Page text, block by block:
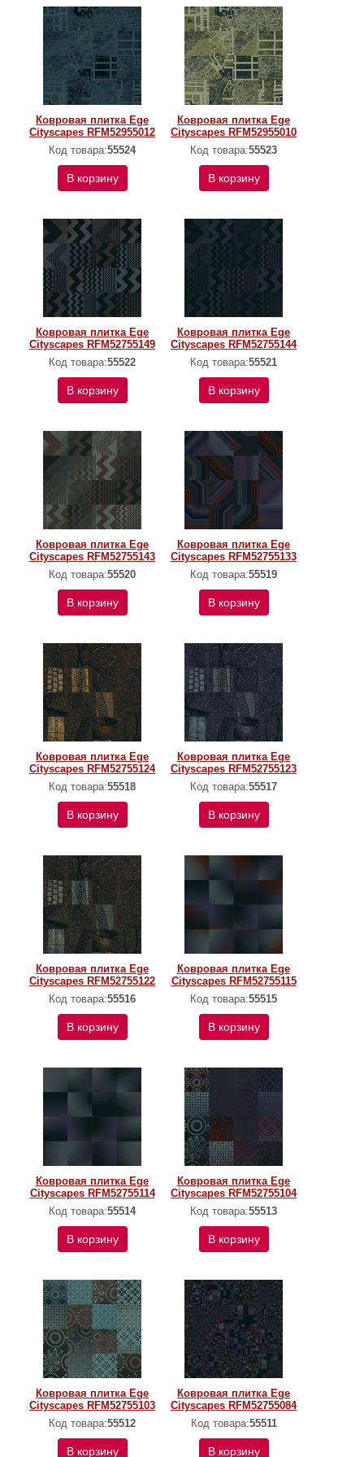
Ковровая плитка Ege
Cityscapes RFM52955012
Код товара:55524
В корзину
Ковровая плитка Ege
Cityscapes RFM52955010
Код товара:55523
В корзину
Ковровая плитка Ege
Cityscapes RFM52755149
Код товара:55522
В корзину
Ковровая плитка Ege
Cityscapes RFM52755144
Код товара:55521
В корзину
Ковровая плитка Ege
Cityscapes RFM52755143
Код товара:55520
В корзину
Ковровая плитка Ege
Cityscapes RFM52755133
Код товара:55519
В корзину
Ковровая плитка Ege
Cityscapes RFM52755124
Код товара:55518
В корзину
Ковровая плитка Ege
Cityscapes RFM52755123
Код товара:55517
В корзину
Ковровая плитка Ege
Cityscapes RFM52755122
Код товара:55516
В корзину
Ковровая плитка Ege
Cityscapes RFM52755115
Код товара:55515
В корзину
Ковровая плитка Ege
Cityscapes RFM52755114
Код товара:55514
В корзину
Ковровая плитка Ege
Cityscapes RFM52755104
Код товара:55513
В корзину
Ковровая плитка Ege
Cityscapes RFM52755103
Код товара:55512
В корзину
Ковровая плитка Ege
Cityscapes RFM52755084
Код товара:55511
В корзину